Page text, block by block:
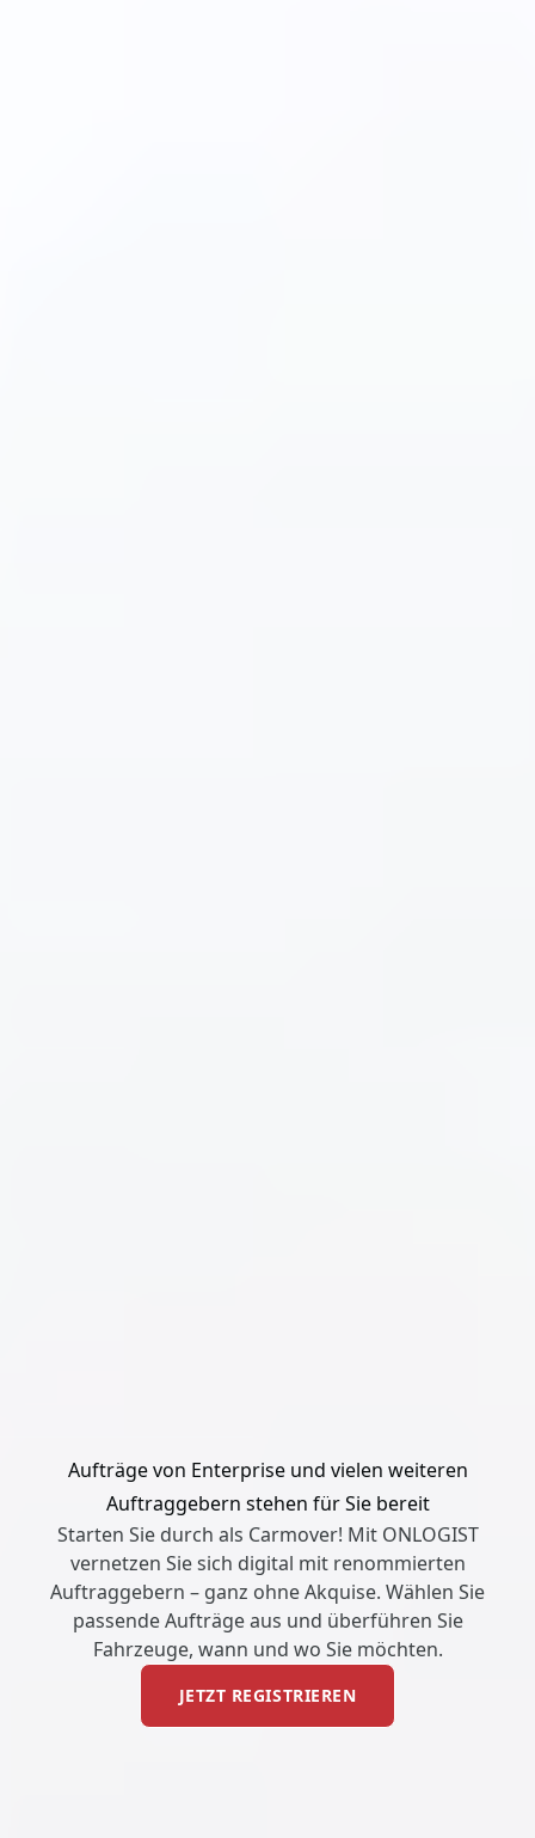
Aufträge von Enterprise und vielen weiteren
Auftraggebern stehen für Sie bereit
Starten Sie durch als Carmover! Mit ONLOGIST
vernetzen Sie sich digital mit renommierten
Auftraggebern – ganz ohne Akquise. Wählen Sie
passende Aufträge aus und überführen Sie
Fahrzeuge, wann und wo Sie möchten.
JETZT REGISTRIEREN